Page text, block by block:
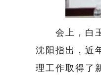
会上，白玉
沈阳指出，近
理 工作取得了